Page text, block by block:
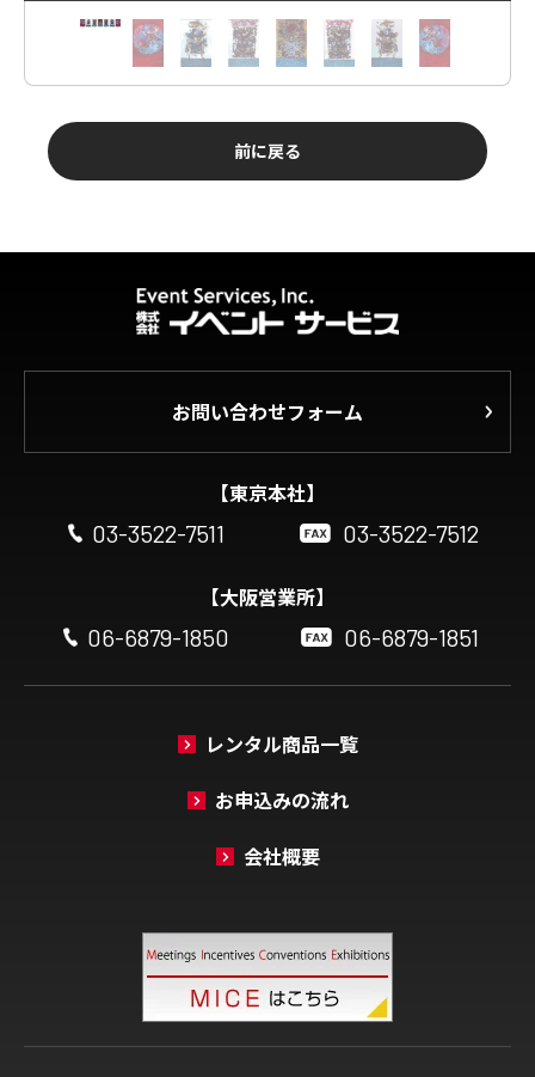
前に戻る
お問い合わせフォーム
【東京本社】
03-3522-7511
03-3522-7512
【大阪営業所】
06-6879-1850
06-6879-1851
レンタル商品一覧
お申込みの流れ
会社概要